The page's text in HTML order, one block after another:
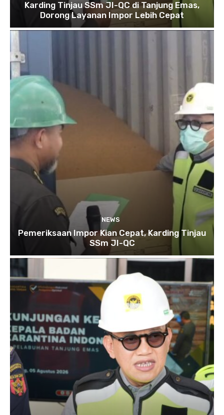
Karding Tinjau SSm JI-QC di Tanjung Emas,
Dorong Layanan Impor Lebih Cepat
NEWS
Pemeriksaan Impor Kian Cepat, Karding Tinjau
SSm JI-QC